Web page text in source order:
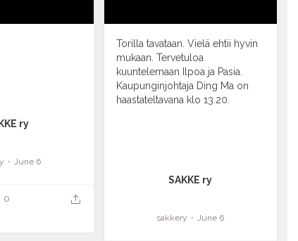
ry
June 6
0
Torilla tavataan. Vielä ehtii hyvin
mukaan. Tervetuloa
kuuntelemaan Ilpoa ja Pasia.
Kaupunginjohtaja Ding Ma on
haastateltavana klo 13.20.
SAKKE ry
sakkery June 6